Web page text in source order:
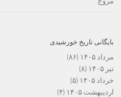
بایگانی تاریخ خورشیدی
مرداد ۱۴۰۵
(۸۶)
تیر ۱۴۰۵
(۸)
خرداد ۱۴۰۵
(۵)
اردیبهشت ۱۴۰۵
(۴)